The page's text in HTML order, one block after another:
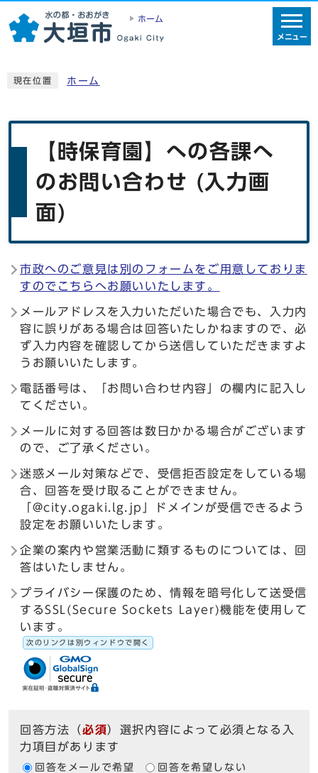
ホーム
メニュー
現在位置 ホーム
【時保育園】への各課へ
のお問い合わせ (入力画
面)
市政へのご意見は別のフォームをご用意しておりま
すのでこちらへお願いいたします。
メールアドレスを入力いただいた場合でも、入力内
容に誤りがある場合は回答いたしかねますので、必
ず入力内容を確認してから送信していただきますよ
うお願いいたします。
電話番号は、「お問い合わせ内容」の欄内に記入し
てください。
メールに対する回答は数日かかる場合がございます
ので、ご了承ください。
迷惑メール対策などで、受信拒否設定をしている場
合、回答を受け取ることができません。
「@city.ogaki.lg.jp」ドメインが受信できるよう
設定をお願いいたします。
企業の案内や営業活動に類するものについては、回
答はいたしません。
プライバシー保護のため、情報を暗号化して送受信
するSSL(Secure Sockets Layer)機能を使用して
います。
次のリンクは別ウィンドウで開く
回答方法 （必須）選択内容によって必須となる入
力項目があります
回答をメールで希望 回答を希望しない